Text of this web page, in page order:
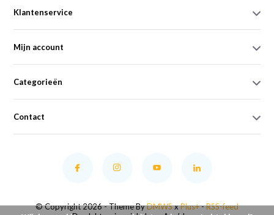
Klantenservice
Mijn account
Categorieën
Contact
© Copyright 2026 - Theme ByDMWSxPlus+-RSS-feed